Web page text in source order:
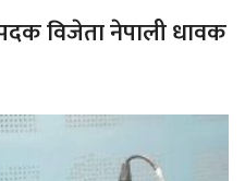
विजेता नेपाली धावक